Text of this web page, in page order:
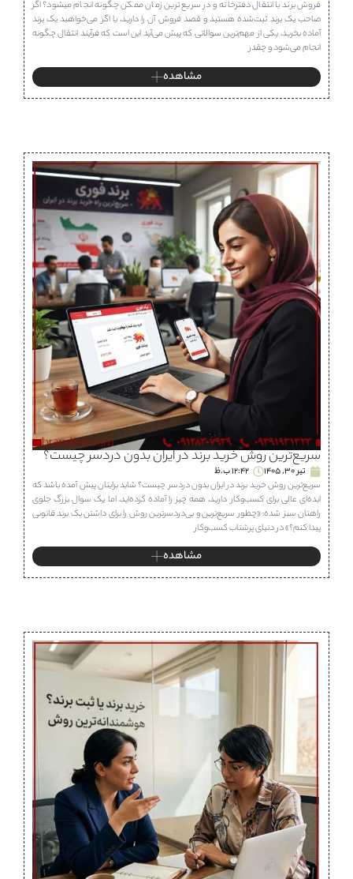
فروش برند با انتقال دفترخانه و در سریع ترین زمان ممکن چگونه انجام میشود؟ اگر
صاحب یک برند ثبت‌شده هستید و قصد فروش آن را دارید، یا اگر می‌خواهید یک برند
آماده بخرید، یکی از مهم‌ترین سوالاتی که پیش می‌آید این است که فرآیند انتقال چگونه
انجام می‌شود و چقدر
مشاهده
سریع‌ترین روش خرید برند در ایران بدون دردسر چیست؟
تیر 30, 1405
12:42 ب.ظ
سریع‌ترین روش خرید برند در ایران بدون دردسر چیست؟ شاید برایتان پیش آمده باشد که
ایده‌ای عالی برای کسب‌وکار دارید، همه چیز را آماده کرده‌اید، اما یک سوال بزرگ جلوی
راهتان سبز شده: «چطور سریع‌ترین و بی‌دردسرترین روش را برای داشتن یک برند قانونی
پیدا کنم؟» در دنیای پرشتاب کسب‌وکار
مشاهده